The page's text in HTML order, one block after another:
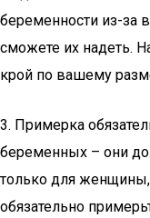
беременности из-за
сможете их надеть.
крой по вашему
3. Примерка
беременных – они
только для
обязательно